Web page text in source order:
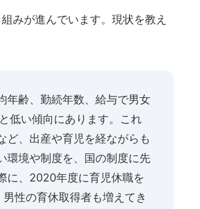
みが進んでいます。現状を教え
年齢、勤続年数、給与で男女
低い傾向にあります。これ
ど、出産や育児を経ながらも
環境や制度を、国の制度に先
に、2020年度に育児休職を
性の育休取得者も増えてき